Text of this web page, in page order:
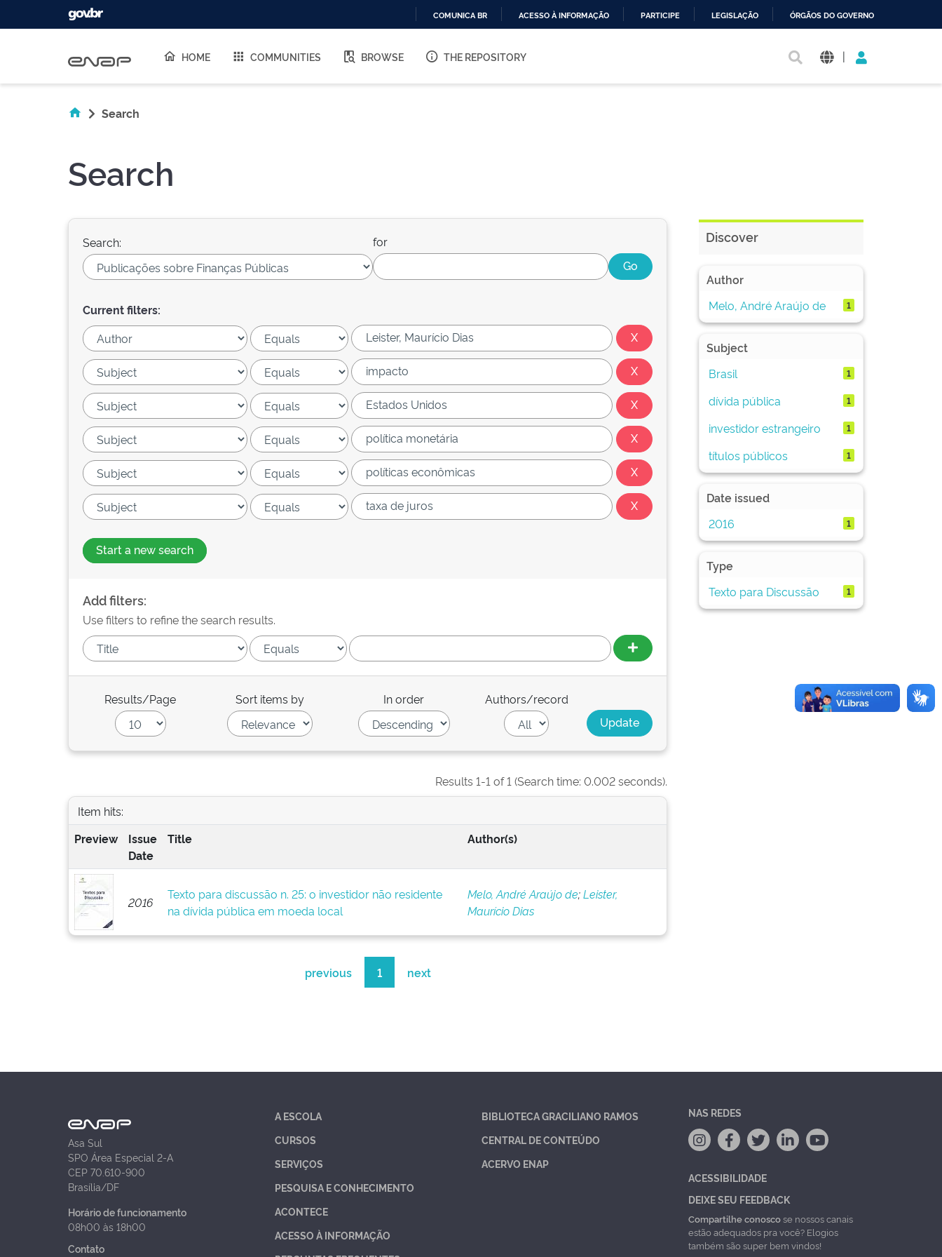
O
COMUNICA BR ACESSO À INFORMAÇÃO PARTICIPE LEGISLAÇÃO ÓRGÃOS DO GOVERNO
HOME COMMUNITIES BROWSE THE REPOSITORY |
Search
Search
Search: for
Current filters:
Start a new search
Add filters:
Use filters to refine the search results.
Results/Page Sort items by In order Authors/record
Results 1-1 of 1 (Search time: 0.002 seconds).
Item hits:
Preview
Issue
Date
Title Author(s)
2016
Texto para discussão n. 25: o investidor não residente
na dívida pública em moeda local
Melo, André Araújo de;Leister,
Maurício Dias
previous 1 next
Discover
Author
Melo, André Araújo de
1
Subject
Brasil
1
dívida pública 1
investidor estrangeiro 1
títulos públicos 1
Date issued
2016
1
Type
Texto para Discussão
1
Asa Sul
SPO Área Especial 2-A
CEP 70.610-900
Brasília/DF
Horário de funcionamento
08h00 às 18h00
Contato
A ESCOLA
CURSOS
SERVIÇOS
PESQUISA E CONHECIMENTO
ACONTECE
ACESSO À INFORMAÇÃO
BIBLIOTECA GRACILIANO RAMOS
CENTRAL DE CONTEÚDO
ACERVO ENAP
NAS REDES
ACESSIBILIDADE
DEIXE SEU FEEDBACK
Compartilhe conoscose nossos canais
estão adequados pra você? Elogios
também são super bem vindos!